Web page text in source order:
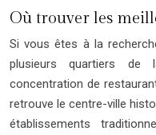
Où trouver les
Si vous êtes à la
plusieurs quartiers
concentration de
retrouve le centre-ville
établissements